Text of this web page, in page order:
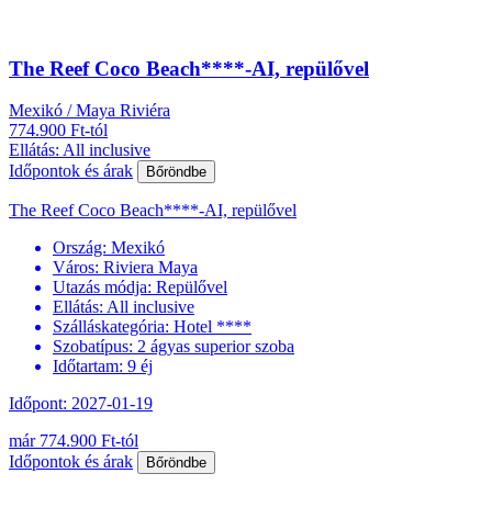
The Reef Coco Beach****-AI, repülővel
Mexikó / Maya Riviéra
774.900 Ft-tól
Ellátás: All inclusive
Időpontok és árak
Bőröndbe
The Reef Coco Beach****-AI, repülővel
Ország: Mexikó
Város: Riviera Maya
Utazás módja: Repülővel
Ellátás: All inclusive
Szálláskategória: Hotel ****
Szobatípus: 2 ágyas superior szoba
Időtartam: 9 éj
Időpont: 2027-01-19
már 774.900 Ft-tól
Időpontok és árak
Bőröndbe